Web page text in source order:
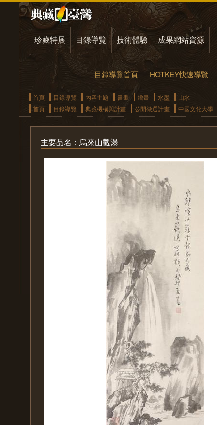
珍藏特展 目錄導覽 技術體驗 成果網站資源
目錄導覽首頁 HOTKEY快速導覽
首頁 目錄導覽 內容主題 書畫 繪畫 水墨
山水
首頁
目錄導覽 典藏機構與計畫 公開徵選計畫 中國文化大學
主要品名：烏來山觀瀑